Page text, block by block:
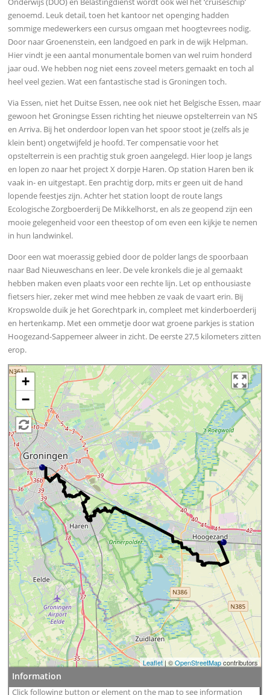
genoemd. Leuk detail, toen het kantoor net openging hadden
sommige medewerkers een cursus omgaan met hoogtevrees nodig.
Door naar Groenenstein, een landgoed en park in de wijk Helpman.
Hier vindt je een aantal monumentale bomen van wel ruim honderd
jaar oud. We hebben nog niet eens zoveel meters gemaakt en toch al
heel veel gezien. Wat een fantastische stad is Groningen toch.
Via Essen, niet het Duitse Essen, nee ook niet het Belgische Essen, maar
gewoon het Groningse Essen richting het nieuwe opstelterrein van NS
en Arriva. Bij het onderdoor lopen van het spoor stoot je (zelfs als je
klein bent) ongetwijfeld je hoofd. Ter compensatie voor het
opstelterrein is een prachtig stuk groen aangelegd. Hier loop je langs
en lopen zo naar het project X dorpje Haren. Op station Haren ben ik
vaak in- en uitgestapt. Een prachtig dorp, mits er geen uit de hand
lopende feestjes zijn. Achter het station loopt de route langs
Ecologische Zorgboerderij De Mikkelhorst, en als ze geopend zijn een
mooie gelegenheid voor een theestop of om even een kijkje te nemen
in hun landwinkel.
Door een wat moerassig gebied door de polder langs de spoorbaan
naar Bad Nieuweschans en leer. De vele kronkels die je al gemaakt
hebben maken even plaats voor een rechte lijn. Let op enthousiaste
fietsers hier, zeker met wind mee hebben ze vaak de vaart erin. Bij
Kropswolde duik je het Gorechtpark in, compleet met kinderboerderij
en hertenkamp. Met een ommetje door wat groene parkjes is station
Hoogezand-Sappemeer alweer in zicht. De eerste 27,5 kilometers zitten
erop.
+
−
Leaflet| ©OpenStreetMapcontributors
Information
Click following button or element on the map to see information